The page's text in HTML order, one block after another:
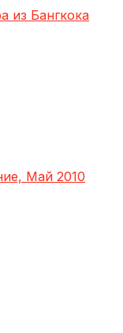
из Бангкока
Май 2010